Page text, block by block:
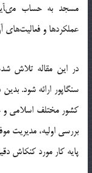
مسجد به حساب
عملكردها و فعاليت‌هاى
در اين مقاله تلاش
سنگاپور ارائه شود.
كشور مختلف اسلامي و
بررسي اوليه، مديريت
پايه كار مورد كنكاش